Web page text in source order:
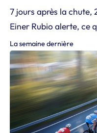
7 jours après la chute,
Einer Rubio alerte, ce
La semaine dernière